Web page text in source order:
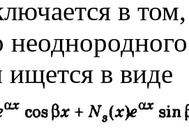
в
ищется в виде